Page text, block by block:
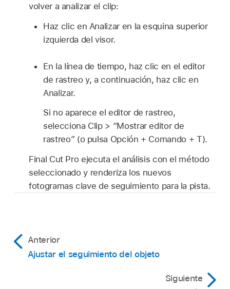
volver a analizar el clip:
Haz clic en Analizar en la esquina superior
izquierda del visor.
En la línea de tiempo, haz clic en el editor
de rastreo y, a continuación, haz clic en
Analizar.
Si no aparece el editor de rastreo,
selecciona Clip > “Mostrar editor de
rastreo” (o pulsa Opción + Comando + T).
Final Cut Pro ejecuta el análisis con el método
seleccionado y renderiza los nuevos
fotogramas clave de seguimiento para la pista.
Anterior
Ajustar el seguimiento del objeto
Siguiente